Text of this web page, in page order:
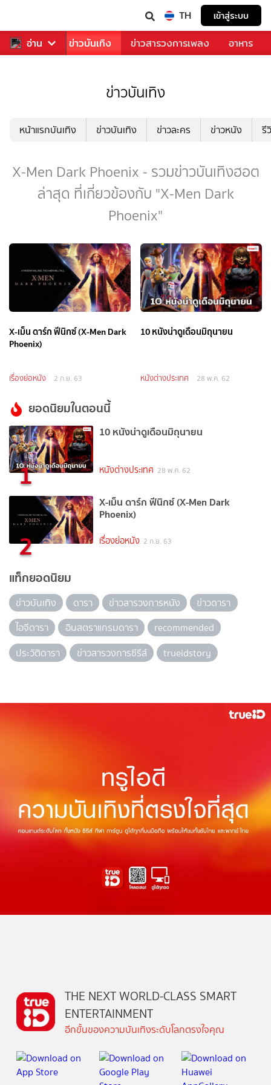
TH เข้าสู่ระบบ
อ่าน
ฬา ข่าว ข่าวบันเทิง ข่าวสารวงการเพลง อาหาร
ข่าวบันเทิง
หน้าแรกบันเทิง ข่าวบันเทิง ข่าวละคร ข่าวหนัง รี
X-Men Dark Phoenix - รวมข่าวบันเทิงฮอต
ล่าสุด ที่เกี่ยวข้องกับ "X-Men Dark
Phoenix"
X-เม็น ดาร์ก ฟีนิกซ์ (X-Men Dark
Phoenix)
เรื่องย่อหนัง 2 ก.ย. 63
10 หนังน่าดูเดือนมิถุนายน
หนังต่างประเทศ 28 พ.ค. 62
ยอดนิยมในตอนนี้
1
10 หนังน่าดูเดือนมิถุนายน
หนังต่างประเทศ 28 พ.ค. 62
2
X-เม็น ดาร์ก ฟีนิกซ์ (X-Men Dark
Phoenix)
เรื่องย่อหนัง 2 ก.ย. 63
แท็กยอดนิยม
ข่าวบันเทิง ดารา ข่าวสารวงการหนัง
ข่าวดารา
ไอจีดารา
อินสตราแกรมดารา
recommended
ประวัติดารา
ข่าวสารวงการซีรีส์ trueidstory
THE NEXT WORLD-CLASS SMART
ENTERTAINMENT
อีกขั้นของความบันเทิงระดับโลกตรงใจคุณ